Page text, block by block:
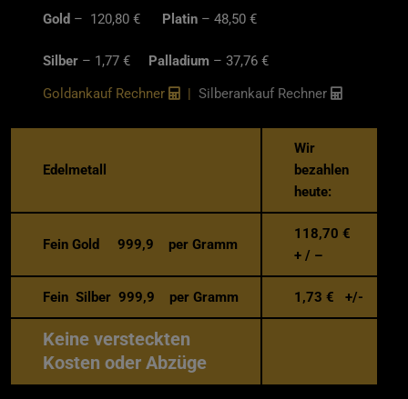
Gold – 120,80 € Platin – 48,50 €
Silber – 1,77 € Palladium – 37,76 €
Goldankauf Rechner
| Silberankauf Rechner
Edelmetall
Wir
bezahlen
heute:
Fein Gold 999,9 per Gramm
118,70 €
+ / –
Fein Silber 999,9 per Gramm 1,73 € +/-
Keine versteckten
Kosten oder Abzüge